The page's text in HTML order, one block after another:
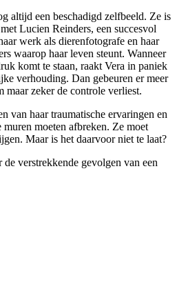
altijd een beschadigd zelfbeeld. Ze is
Lucien Reinders, een succesvol
werk als dierenfotografe en haar
waarop haar leven steunt. Wanneer
komt te staan, raakt Vera in paniek
verhouding. Dan gebeuren er meer
maar zeker de controle verliest.
van haar traumatische ervaringen en
moeten afbreken. Ze moet
Maar is het daarvoor niet te laat?
de verstrekkende gevolgen van een